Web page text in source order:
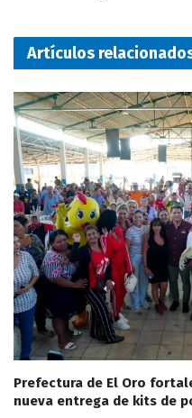
Artículos
Prefectura de El Oro
nueva entrega de kits de